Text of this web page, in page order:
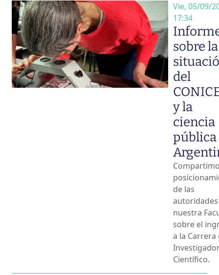
Vie, 05/09/
17:34
sobre la
del
y la
ciencia
pública
de las
nuestra
sobre el
a la Carrera
Científico.